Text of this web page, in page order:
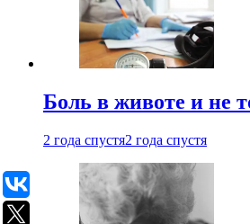
Боль в животе и не
2 года спустя2 года спустя